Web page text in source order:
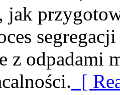
jak
z odpadami
[